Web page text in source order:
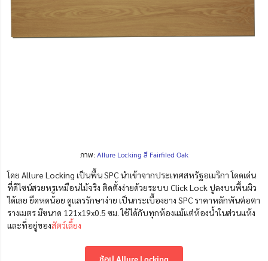
ภาพ:Allure Locking สี Fairfiled Oak
โดย Allure Locking เป็นพื้น SPC นำเข้าจากประเทศสหรัฐอเมริกา โดดเด่น
ที่ดีไซน์สวยหรูเหมือนไม้จริง ติดตั้งง่ายด้วยระบบ Click Lock ปูลงบนพื้นผิว
ได้เลย ยืดหดน้อย ดูแลรรักษาง่าย เป็นกระเบื้องยาง SPC ราคาหลักพันต่อตา
รางเมตร มีขนาด 121x19x0.5 ซม. ใช้ได้กับทุกห้องแม้แต่ห้องน้ำในส่วนแห้ง
และที่อยู่ของสัตว์เลี้ยง